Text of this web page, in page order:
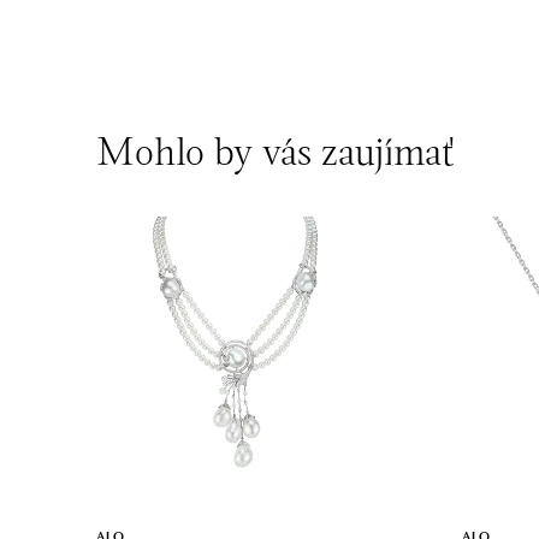
ALO diamonds, Westfield, Praha 4 -
Roztylská 2321/19, 148 00 Praha 4 - Chodov
tel.: +420 773 585 559, +420 730 802 800
dnes otvorené od 09:00
Mohlo by vás zaujímať
ALO ALO